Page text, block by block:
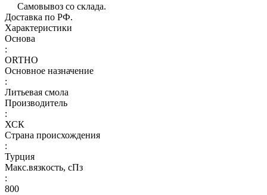
Самовывоз со склада.
Доставка по РФ.
Характеристики
Основа
:
ORTHO
Основное назначение
:
Литьевая смола
Производитель
:
ХСК
Страна происхождения
:
Турция
Макс.вязкoсть, сПз
:
800